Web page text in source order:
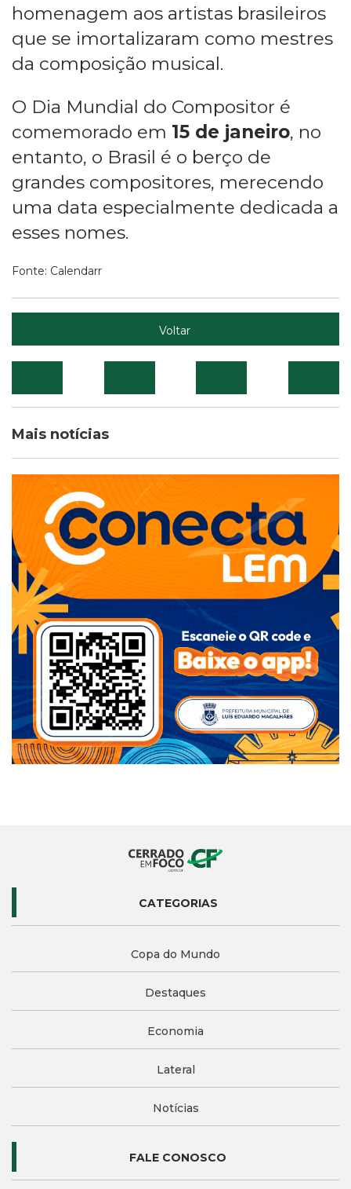
homenagem aos artistas brasileiros
que se imortalizaram como mestres
da composição musical.
O Dia Mundial do Compositor é
comemorado em 15 de janeiro, no
entanto, o Brasil é o berço de
grandes compositores, merecendo
uma data especialmente dedicada a
esses nomes.
Fonte: Calendarr
Voltar
Mais notícias
CATEGORIAS
Copa do Mundo
Destaques
Economia
Lateral
Notícias
FALE CONOSCO